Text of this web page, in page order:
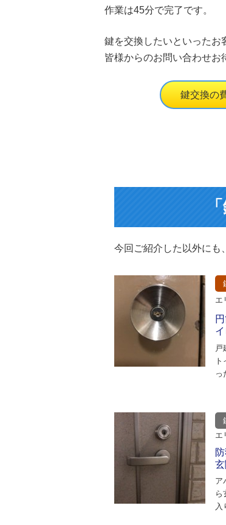
作業は45分で完了です。
鍵を交換したいといったお
皆様からのお問い合わせお
鍵交換の
今回ご紹介した以外にも
エ
戸
っ
エ
ア
ら
入